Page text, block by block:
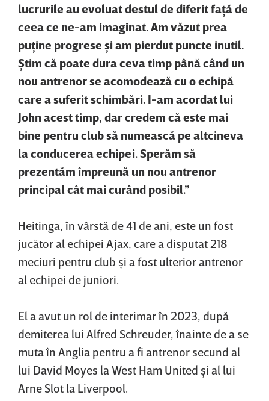
lucrurile au evoluat destul de diferit faţă de
ceea ce ne-am imaginat. Am văzut prea
puţine progrese şi am pierdut puncte inutil.
Ştim că poate dura ceva timp până când un
nou antrenor se acomodează cu o echipă
care a suferit schimbări. I-am acordat lui
John acest timp, dar credem că este mai
bine pentru club să numească pe altcineva
la conducerea echipei. Sperăm să
prezentăm împreună un nou antrenor
principal cât mai curând posibil.”
Heitinga, în vârstă de 41 de ani, este un fost
jucător al echipei Ajax, care a disputat 218
meciuri pentru club şi a fost ulterior antrenor
al echipei de juniori.
El a avut un rol de interimar în 2023, după
demiterea lui Alfred Schreuder, înainte de a se
muta în Anglia pentru a fi antrenor secund al
lui David Moyes la West Ham United şi al lui
Arne Slot la Liverpool.